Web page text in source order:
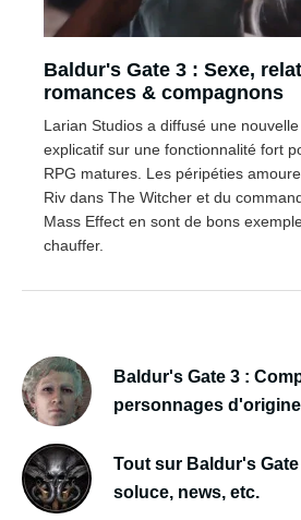
Baldur's Gate 3 : Sexe,
romances & compagnons
Larian Studios a diffusé une
explicatif sur une fonctionnalité fort
RPG matures. Les péripéties
Riv dans The Witcher et du
Mass Effect en sont de bons
chauffer.
Baldur's Gate 3 :
personnages d'origine
Tout sur Baldur's
soluce, news, etc.